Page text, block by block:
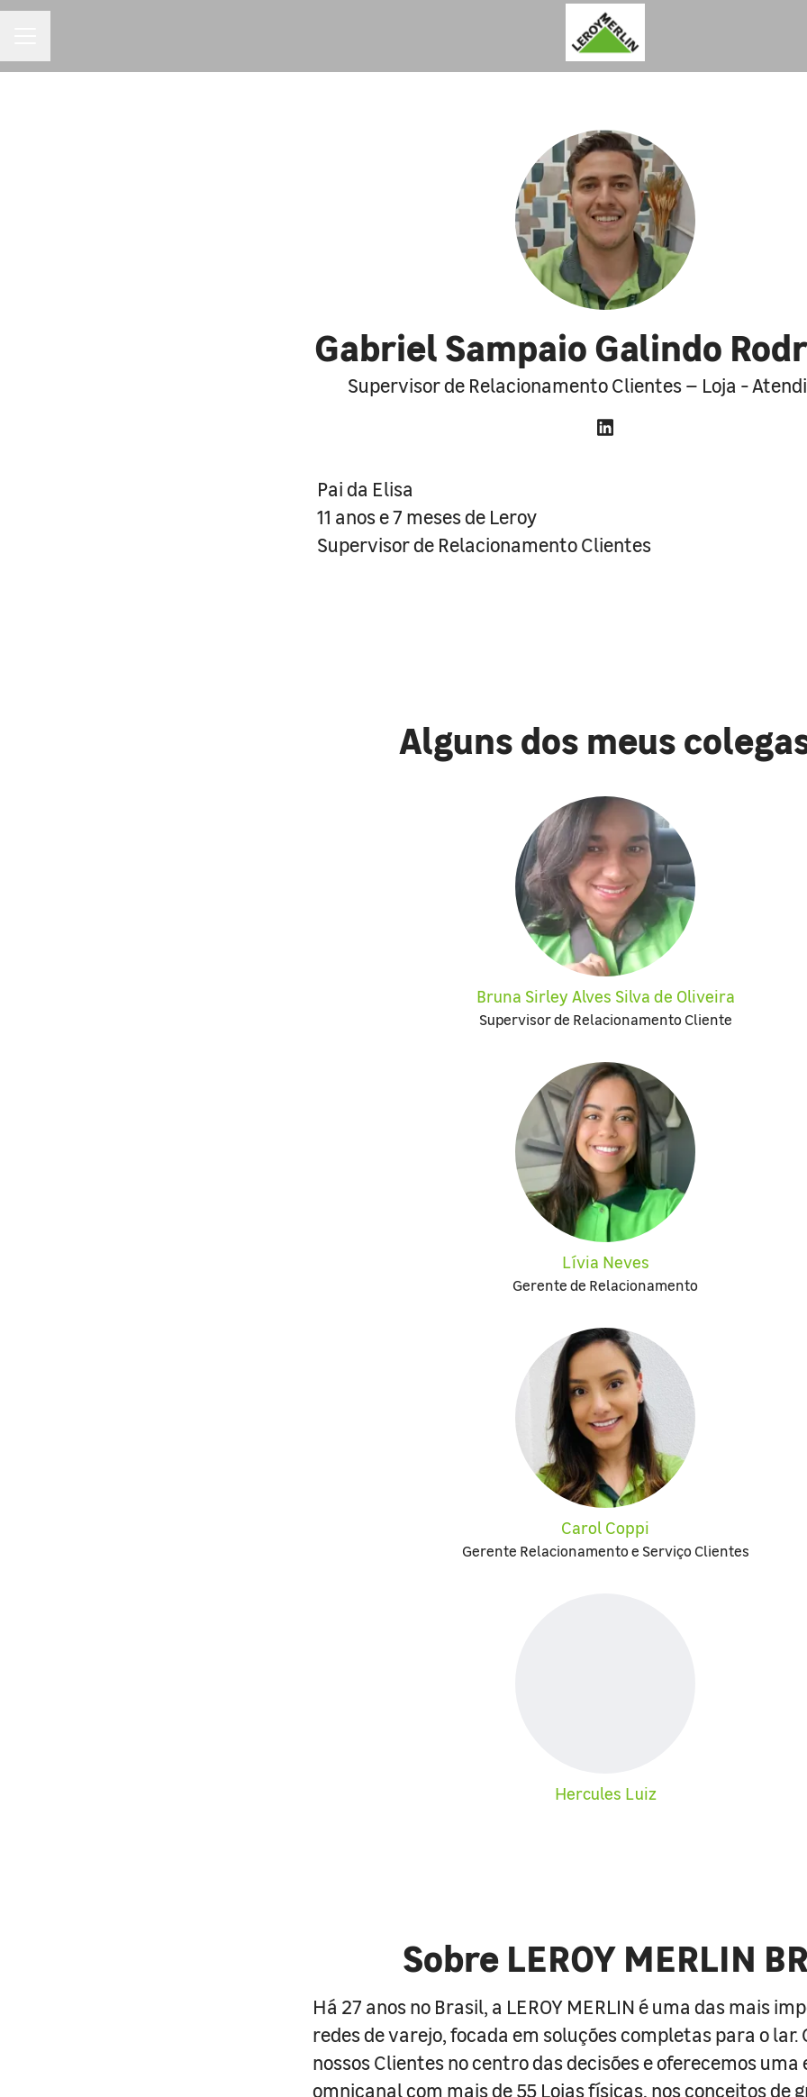
Gabriel Sampaio Galindo
Supervisor de Relacionamento Clientes – Loja -
Pai da Elisa
11 anos e 7 meses de Leroy
Supervisor de Relacionamento Clientes
Alguns dos meus
Bruna Sirley Alves Silva de Oliveira
Supervisor de Relacionamento Cliente
Lívia Neves
Gerente de Relacionamento
Carol Coppi
Gerente Relacionamento e Serviço Clientes
Hercules Luiz
Sobre LEROY MERLIN BR
Há 27 anos no Brasil, a LEROY MERLIN é uma das mais
redes de varejo, focada em soluções completas para o lar.
nossos Clientes no centro das decisões e oferecemos
omnicanal com mais de 55 Lojas físicas, nos conceitos de